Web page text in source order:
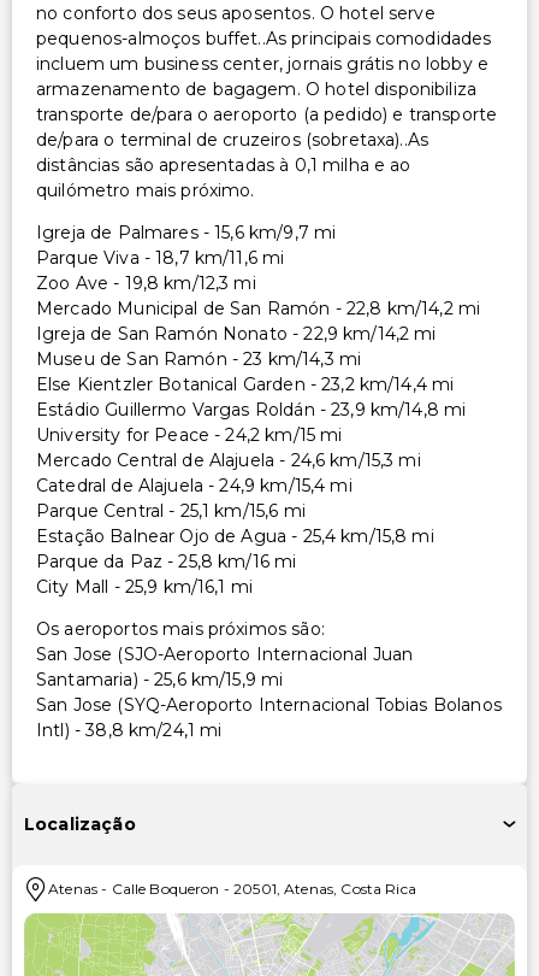
no conforto dos seus aposentos. O hotel serve
pequenos-almoços buffet..As principais comodidades
incluem um business center, jornais grátis no lobby e
armazenamento de bagagem. O hotel disponibiliza
transporte de/para o aeroporto (a pedido) e transporte
de/para o terminal de cruzeiros (sobretaxa)..As
distâncias são apresentadas à 0,1 milha e ao
quilómetro mais próximo.
Igreja de Palmares - 15,6 km/9,7 mi
Parque Viva - 18,7 km/11,6 mi
Zoo Ave - 19,8 km/12,3 mi
Mercado Municipal de San Ramón - 22,8 km/14,2 mi
Igreja de San Ramón Nonato - 22,9 km/14,2 mi
Museu de San Ramón - 23 km/14,3 mi
Else Kientzler Botanical Garden - 23,2 km/14,4 mi
Estádio Guillermo Vargas Roldán - 23,9 km/14,8 mi
University for Peace - 24,2 km/15 mi
Mercado Central de Alajuela - 24,6 km/15,3 mi
Catedral de Alajuela - 24,9 km/15,4 mi
Parque Central - 25,1 km/15,6 mi
Estação Balnear Ojo de Agua - 25,4 km/15,8 mi
Parque da Paz - 25,8 km/16 mi
City Mall - 25,9 km/16,1 mi
Os aeroportos mais próximos são:
San Jose (SJO-Aeroporto Internacional Juan
Santamaria) - 25,6 km/15,9 mi
San Jose (SYQ-Aeroporto Internacional Tobias Bolanos
Intl) - 38,8 km/24,1 mi
Localização
Atenas - Calle Boqueron -20501 ,Atenas Costa Rica